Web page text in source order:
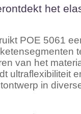
het
POE 5061
van het
ultraflexibiliteit
in